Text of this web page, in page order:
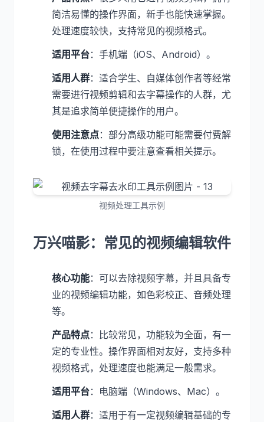
简洁易懂的操作界面，新手也能快速掌握。
处理速度较快，支持常见的视频格式。
适用平台：手机端（iOS、Android）。
适用人群：适合学生、自媒体创作者等经常
需要进行视频剪辑和去字幕操作的人群，尤
其是追求简单便捷操作的用户。
使用注意点：部分高级功能可能需要付费解
锁，在使用过程中要注意查看相关提示。
视频处理工具示例
万兴喵影：常见的视频编辑软件
核心功能：可以去除视频字幕，并且具备专
业的视频编辑功能，如色彩校正、音频处理
等。
产品特点：比较常见，功能较为全面，有一
定的专业性。操作界面相对友好，支持多种
视频格式，处理速度也能满足一般需求。
适用平台：电脑端（Windows、Mac）。
适用人群：适用于有一定视频编辑基础的专